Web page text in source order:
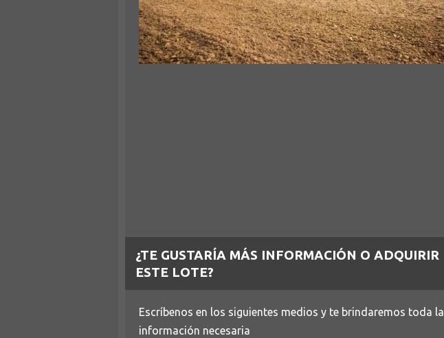
¿TE GUSTARÍA MÁS INFORMACIÓN O ADQUIRIR
ESTE LOTE?
Escríbenos en los siguientes medios y te brindaremos toda la
información necesaria